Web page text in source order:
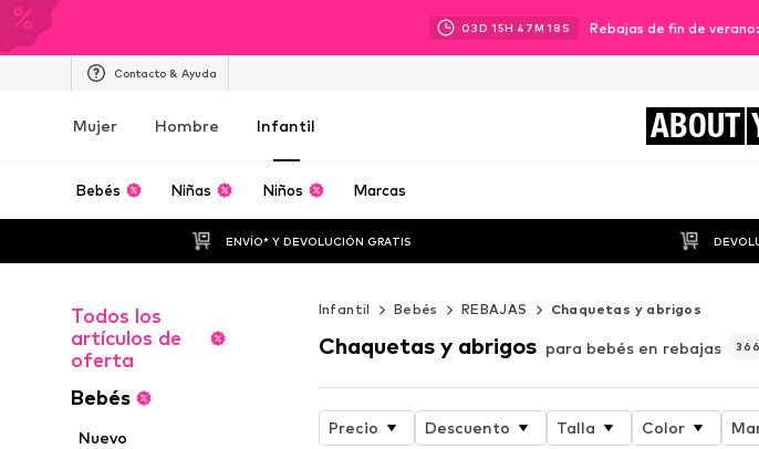
03D 15H 47M 16 S Rebajas de fin de
Contacto & Ayuda
Mujer Hombre Infantil ABOUT
Bebés Niñas Niños Marcas
ENVÍO* Y DEVOLUCIÓN GRATIS
Todos los
artículos de
oferta
Bebés
Nuevo
Infantil Bebés REBAJAS Chaquetas y abrigos
Chaquetas y abrigos para bebés en rebajas 366
Precio Descuento Talla Color